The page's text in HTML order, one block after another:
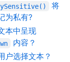
将
为私有?
本中呈现
内容？
户选择文本？